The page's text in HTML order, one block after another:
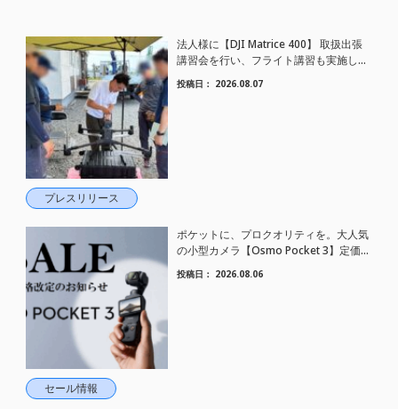
プレスリリース
法人様に【DJI Matrice 400】 取扱出張
講習会を行い、フライト講習も実施しま
した。
投稿日： 2026.08.07
セール情報
ポケットに、プロクオリティを。大人気
の小型カメラ【Osmo Pocket 3】定価が
さらにお値下げされました！
投稿日： 2026.08.06